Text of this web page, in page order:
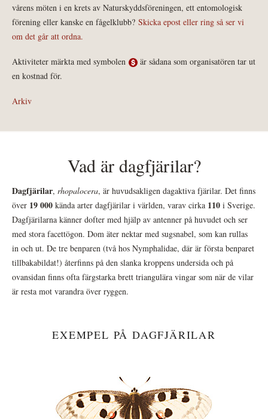
vårens möten i en krets av Naturskyddsföreningen, ett entomologisk
förening eller kanske en fågelklubb? Skicka epost eller ring så ser vi
om det går att ordna.
Aktiviteter märkta med symbolen
är sådana som organisatören tar ut
en kostnad för.
Arkiv
Vad är dagfjärilar?
Dagfjärilar, rhopalocera, är huvudsakligen dagaktiva fjärilar. Det finns
över 19 000 kända arter dagfjärilar i världen, varav cirka 110 i Sverige.
Dagfjärilarna känner dofter med hjälp av antenner på huvudet och ser
med stora facettögon. Dom äter nektar med sugsnabel, som kan rullas
in och ut. De tre benparen (två hos Nymphalidae, där är första benparet
tillbakabildat!) återfinns på den slanka kroppens undersida och på
ovansidan finns ofta färgstarka brett triangulära vingar som när de vilar
är resta mot varandra över ryggen.
EXEMPEL PÅ DAGFJÄRILAR